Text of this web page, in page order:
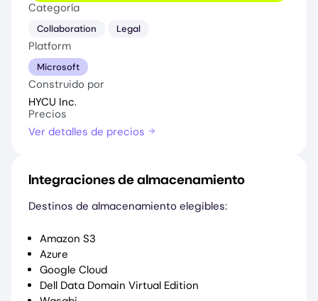
Categoría
Collaboration Legal
Platform
Microsoft
Construido por
HYCU Inc.
Precios
Ver detalles de precios
Integraciones de almacenamiento
Destinos de almacenamiento elegibles:
Amazon S3
Azure
Google Cloud
Dell Data Domain Virtual Edition